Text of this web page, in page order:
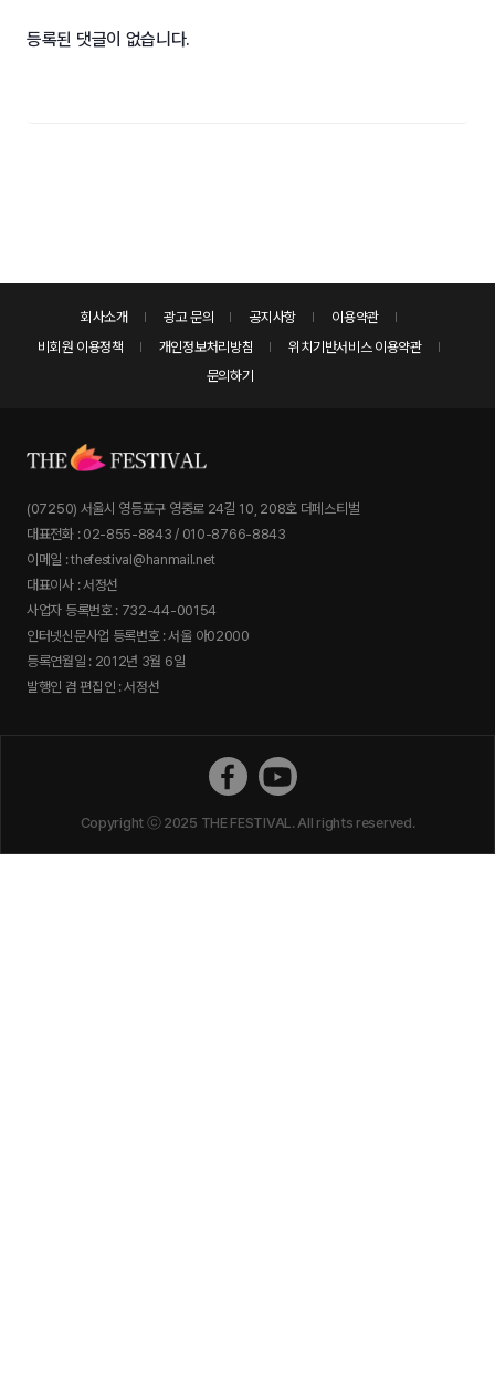
등록된 댓글이 없습니다.
회사소개 광고 문의 공지사항
이용약관
비회원 이용정책
개인정보처리방침
위치기반서비스 이용약관
문의하기
(07250) 서울시 영등포구 영중로 24길 10, 208호 더페스티벌
대표전화 : 02-855-8843 / 010-8766-8843
이메일 : thefestival@hanmail.net
대표이사 : 서정선
사업자 등록번호 : 732-44-00154
인터넷신문사업 등록번호 : 서울 아02000
등록연월일 : 2012년 3월 6일
발행인 겸 편집인 : 서정선
Copyright ⓒ 2025 THE FESTIVAL. All rights reserved.
더페스티벌 페이스북
더페스티벌 유튜브